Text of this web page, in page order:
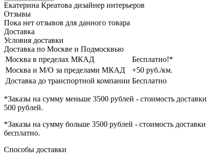
Екатерина Креатова дизайнер интерьеров
Отзывы
Пока нет отзывов для данного товара
Доставка
Условия доставки
Доставка по Москве и Подмосквью
Москва в пределах МКАД
Бесплатно!*
Москва и М/О за пределами МКАД
+50 руб./км.
Доставка до транспортной компании Бесплатно
*Заказы на сумму меньше 3500 рублей - стоимость доставки
500 рублей.
*Заказы на сумму больше 3500 рублей - стоимость доставки
бесплатно.
Способы доставки